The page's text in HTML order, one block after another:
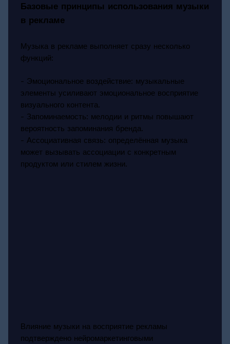
Базовые принципы использования музыки
в рекламе
Музыка в рекламе выполняет сразу несколько
функций:
- Эмоциональное воздействие: музыкальные
элементы усиливают эмоциональное восприятие
визуального контента.
- Запоминаемость: мелодии и ритмы повышают
вероятность запоминания бренда.
- Ассоциативная связь: определённая музыка
может вызывать ассоциации с конкретным
продуктом или стилем жизни.
Влияние музыки на восприятие рекламы
подтверждено нейромаркетинговыми